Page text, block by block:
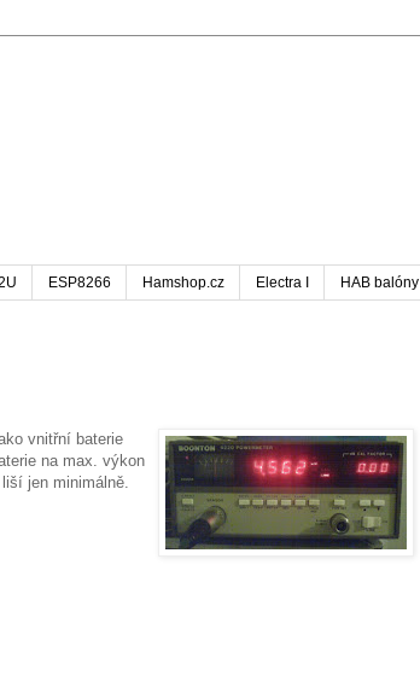
ESP8266 Hamshop.cz Electra I HAB balóny
vnitřní baterie
na max. výkon
jen minimálně.